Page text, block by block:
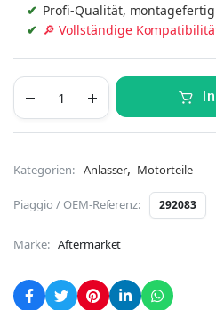
Profi-Qualität, montagefertig
🔎 Vollständige
Kategorien: Anlasser, Motorteile
Piaggio / OEM-Referenz: 292083
Marke: Aftermarket